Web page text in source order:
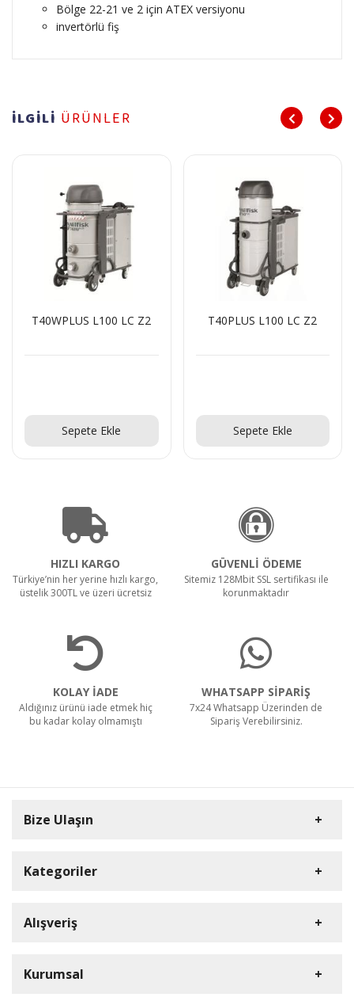
Bölge 22-21 ve 2 için ATEX versiyonu
invertörlü fiş
İLGİLİ ÜRÜNLER
T40WPLUS L100 LC Z2
Sepete Ekle
T40PLUS L100 LC Z2
Sepete Ekle
HIZLI KARGO
Türkiye’nin her yerine hızlı kargo,
üstelik 300TL ve üzeri ücretsiz
GÜVENLİ ÖDEME
Sitemiz 128Mbit SSL sertifikası ile
korunmaktadır
KOLAY İADE
Aldığınız ürünü iade etmek hiç
bu kadar kolay olmamıştı
WHATSAPP SİPARİŞ
7x24 Whatsapp Üzerinden de
Sipariş Verebilirsiniz.
Bize Ulaşın
0(352) 231 92 94
Kategoriler
Rulopak
Ermop
Alışveriş
Kurumsal